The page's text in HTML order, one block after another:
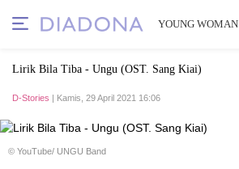
YOUNG WOMAN
Lirik Bila Tiba - Ungu (OST. Sang Kiai)
D-Stories | Kamis, 29 April 2021 16:06
© YouTube/ UNGU Band